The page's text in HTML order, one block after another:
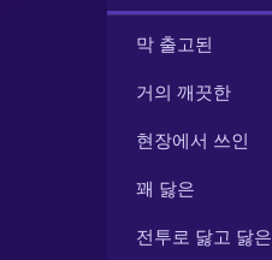
막 출고된
거의 깨끗한
현장에서 쓰인
꽤 닳은
전투로 닳고 닳은